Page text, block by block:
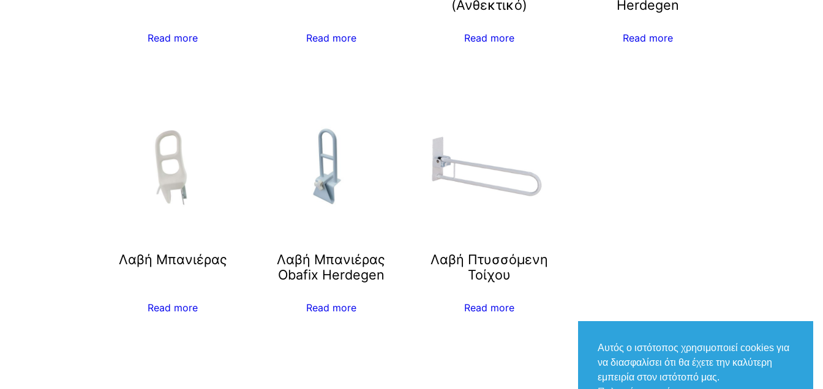
Read more Read more
(Ανθεκτικό)
Read more
Herdegen
Read more
Λαβή Μπανιέρας
Read more
Λαβή Μπανιέρας
Obafix Herdegen
Read more
Λαβή Πτυσσόμενη
Τοίχου
Read more
Αυτός ο ιστότοπος χρησιμοποιεί cookies για
να διασφαλίσει ότι θα έχετε την καλύτερη
εμπειρία στον ιστότοπό μας.